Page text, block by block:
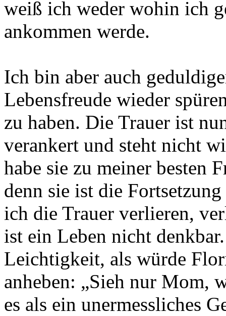
weiß ich weder wohin ich
ankommen werde.
Ich bin aber auch
Lebensfreude wieder
zu haben. Die Trauer ist
verankert und steht nicht
habe sie zu meiner besten
denn sie ist die
ich die Trauer verlieren,
ist ein Leben nicht
Leichtigkeit, als würde
anheben: „Sieh nur Mom,
es als ein unermessliches